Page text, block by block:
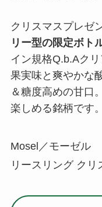
クリスマスプレゼ
リー型の限定ボト
イン規格Q.b.Aク
果実味と爽やかな
＆糖度高めの甘口
楽しめる銘柄です。
Mosel／モーゼル
リースリング ク